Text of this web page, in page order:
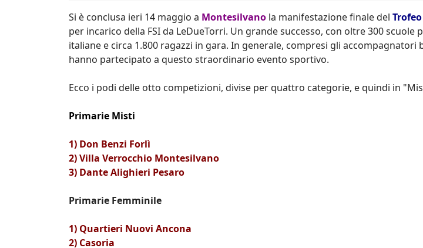
Si è conclusa ieri 14 maggio a Montesilvano la manifestazione finale del
per incarico della FSI da LeDueTorri. Un grande successo, con oltre 300 scuole
italiane e circa 1.800 ragazzi in gara. In generale, compresi gli
hanno partecipato a questo straordinario evento sportivo.
Ecco i podi delle otto competizioni, divise per quattro categorie, e quindi in
Primarie Misti
1) Don Benzi Forlì
2) Villa Verrocchio Montesilvano
3) Dante Alighieri Pesaro
Primarie Femminile
1) Quartieri Nuovi Ancona
2) Casoria